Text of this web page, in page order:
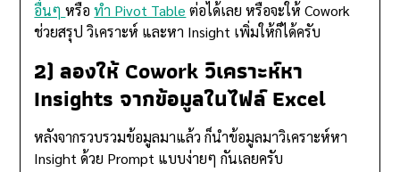
อื่นๆหรือทำ Pivot Table ต่อได้เลย หรือจะให้ Cowork
ช่วยสรุป วิเคราะห์ และหา Insight เพิ่มให้ก็ได้ครับ
2) ลองให้ Cowork วิเคราะห์หา
Insights จากข้อมูลในไฟล์ Excel
หลังจากรวบรวมข้อมูลมาแล้ว ก็นำข้อมูลมาวิเคราะห์หา
Insight ด้วย Prompt แบบง่ายๆ กันเลยครับ